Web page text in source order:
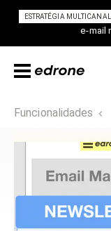
ESTRATÉGIA MULTICANAL
e-mail
Funcionalidades